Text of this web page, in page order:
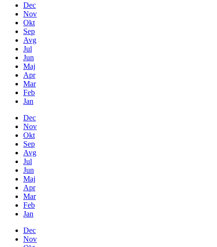
Dec
Nov
Okt
Sep
Avg
Jul
Jun
Maj
Apr
Mar
Feb
Jan
Dec
Nov
Okt
Sep
Avg
Jul
Jun
Maj
Apr
Mar
Feb
Jan
Dec
Nov